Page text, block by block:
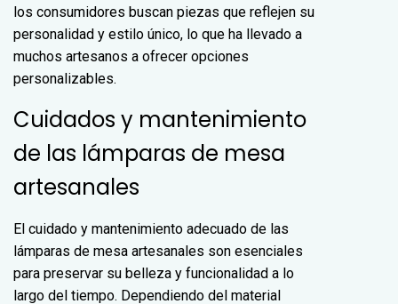
los consumidores buscan piezas que reflejen su
personalidad y estilo único, lo que ha llevado a
muchos artesanos a ofrecer opciones
personalizables.
Cuidados y mantenimiento
de las lámparas de mesa
artesanales
El cuidado y mantenimiento adecuado de las
lámparas de mesa artesanales son esenciales
para preservar su belleza y funcionalidad a lo
largo del tiempo. Dependiendo del material